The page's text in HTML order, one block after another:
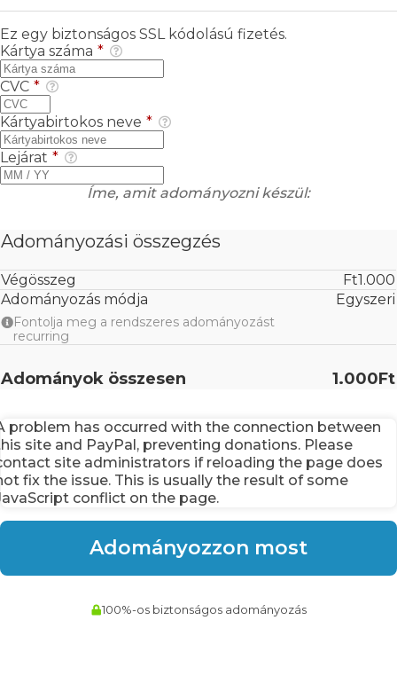
Ez egy biztonságos SSL kódolású fizetés.
Kártya száma *
CVC *
Kártyabirtokos neve *
Lejárat *
Íme, amit adományozni készül:
Adományozási összegzés
Végösszeg
Ft1.000
Adományozás módja
Fontolja meg a rendszeres adományozást
recurring
Egyszeri
Adományok összesen 1.000Ft
problem has occurred with the connection between
site and PayPal, preventing donations. Please
site administrators if reloading the page does
fix the issue. This is usually the result of some
conflict on the page.
100%-os biztonságos adományozás